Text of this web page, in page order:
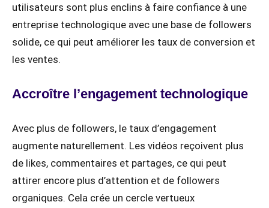
utilisateurs sont plus enclins à faire confiance à une
entreprise technologique avec une base de followers
solide, ce qui peut améliorer les taux de conversion et
les ventes.
Accroître l’engagement technologique
Avec plus de followers, le taux d’engagement
augmente naturellement. Les vidéos reçoivent plus
de likes, commentaires et partages, ce qui peut
attirer encore plus d’attention et de followers
organiques. Cela crée un cercle vertueux